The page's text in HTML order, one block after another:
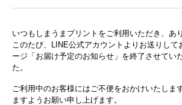
いつもしまうまプリントをご利用いただき、あ
このたび、LINE公式アカウントよりお送りして
ージ「お届け予定のお知らせ」を終了させてい
た。
ご利用中のお客様にはご不便をおかけいたしま
ますようお願い申し上げます。